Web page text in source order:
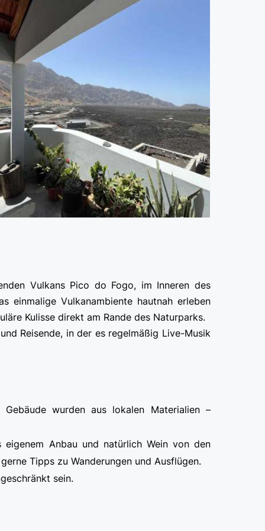
Vulkans Pico do Fogo, im Inneren des
einmalige Vulkanambiente hautnah erleben
Kulisse direkt am Rande des Naturparks.
Reisende, in der es regelmäßig Live-Musik
wurden aus lokalen Materialien –
Anbau und natürlich Wein von den
Tipps zu Wanderungen und Ausflügen.
sein.